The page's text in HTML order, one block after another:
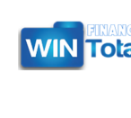
Inhalt
springen